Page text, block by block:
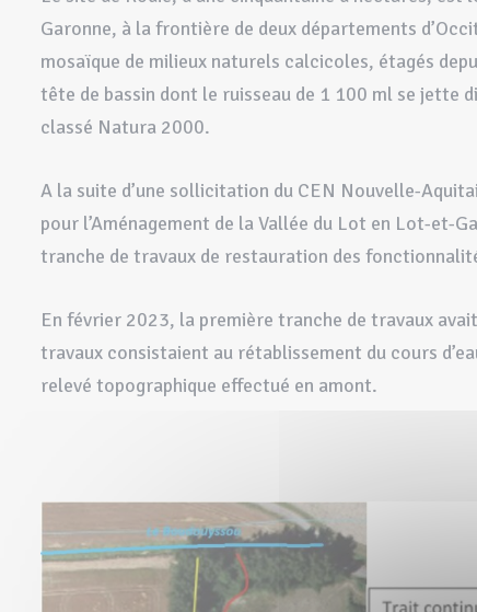
Garonne, à la frontière de deux départements
mosaïque de milieux naturels calcicoles, étagés
tête de bassin dont le ruisseau de 1 100 ml se jette
classé Natura 2000.
A la suite d’une sollicitation du CEN Nouvelle-
pour l’Aménagement de la Vallée du Lot en Lot-et-
tranche de travaux de restauration des
En février 2023, la première tranche de travaux
travaux consistaient au rétablissement du cours
relevé topographique effectué en amont.